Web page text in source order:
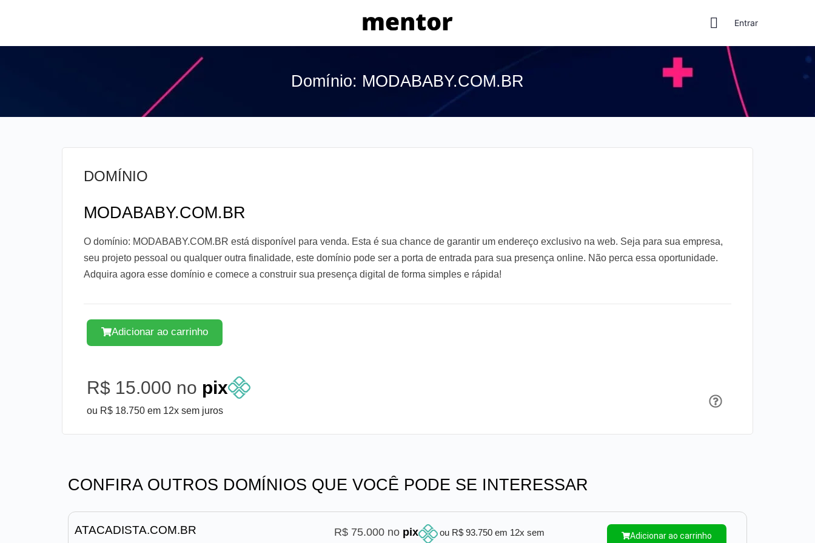
Entrar
Domínio: MODABABY.COM.BR
DOMÍNIO
MODABABY.COM.BR
O domínio: MODABABY.COM.BR está disponível para venda. Esta é sua chance de garantir um endereço exclusivo na web. Seja para sua empresa,
seu projeto pessoal ou qualquer outra finalidade, este domínio pode ser a porta de entrada para sua presença online. Não perca essa oportunidade.
Adquira agora esse domínio e comece a construir sua presença digital de forma simples e rápida!
Adicionar ao carrinho
R$ 15.000 no pix
ou R$ 18.750 em 12x sem juros
CONFIRA OUTROS DOMÍNIOS QUE VOCÊ PODE SE INTERESSAR
ATACADISTA.COM.BR R$ 75.000 no pix
ou R$ 93.750 em 12x sem
Adicionar ao carrinho